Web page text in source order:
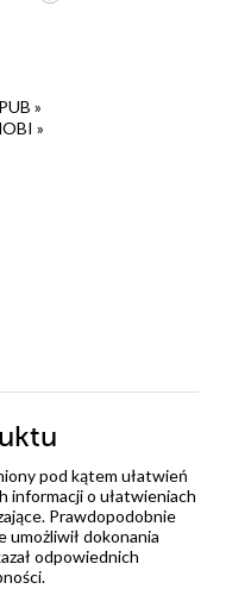
»
»
pod kątem ułatwień
informacji o ułatwieniach
Prawdopodobnie
umożliwił dokonania
odpowiednich